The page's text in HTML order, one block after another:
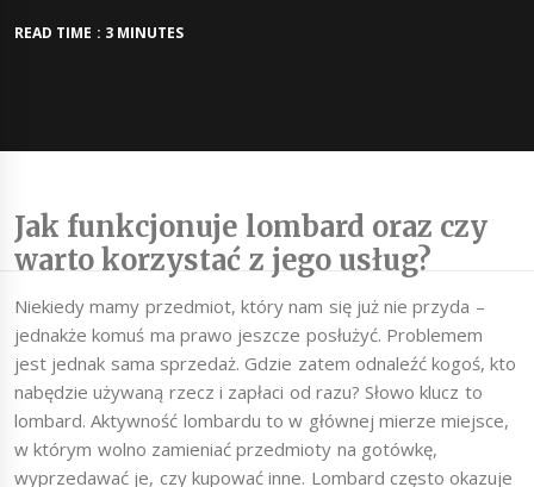
READ TIME : 3 MINUTES
Jak funkcjonuje lombard oraz czy
warto korzystać z jego usług?
Niekiedy mamy przedmiot, który nam się już nie przyda –
jednakże komuś ma prawo jeszcze posłużyć. Problemem
jest jednak sama sprzedaż. Gdzie zatem odnaleźć kogoś, kto
nabędzie używaną rzecz i zapłaci od razu? Słowo klucz to
lombard. Aktywność lombardu to w głównej mierze miejsce,
w którym wolno zamieniać przedmioty na gotówkę,
wyprzedawać je, czy kupować inne. Lombard często okazuje